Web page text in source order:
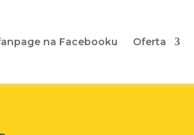
na Facebooku Oferta